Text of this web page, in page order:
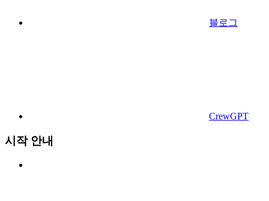
블로그
CrewGPT
시작 안내